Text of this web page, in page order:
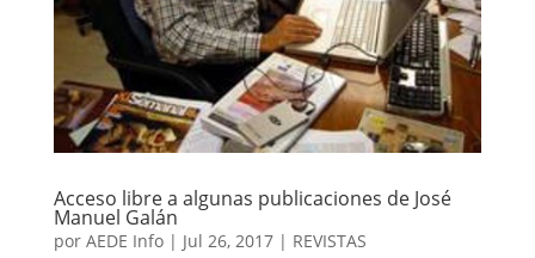
Acceso libre a algunas publicaciones de José
Manuel Galán
por AEDE Info| Jul 26, 2017| REVISTAS